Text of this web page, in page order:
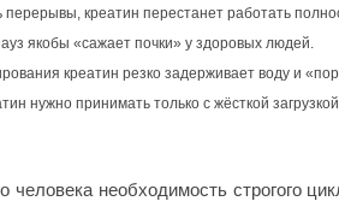
креатин перестанет работать
якобы «сажает почки» у здоровых людей.
креатин резко задерживает воду и
нужно принимать только с жёсткой
человека необходимость строгого